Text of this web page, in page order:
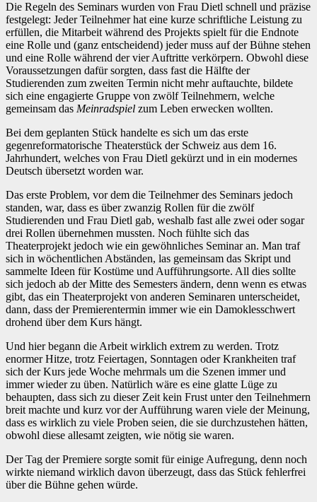
Die Regeln des Seminars wurden von Frau Dietl schnell und präzise
festgelegt: Jeder Teilnehmer hat eine kurze schriftliche Leistung zu
erfüllen, die Mitarbeit während des Projekts spielt für die Endnote
eine Rolle und (ganz entscheidend) jeder muss auf der Bühne stehen
und eine Rolle während der vier Auftritte verkörpern. Obwohl diese
Voraussetzungen dafür sorgten, dass fast die Hälfte der
Studierenden zum zweiten Termin nicht mehr auftauchte, bildete
sich eine engagierte Gruppe von zwölf Teilnehmern, welche
gemeinsam das Meinradspiel zum Leben erwecken wollten.
Bei dem geplanten Stück handelte es sich um das erste
gegenreformatorische Theaterstück der Schweiz aus dem 16.
Jahrhundert, welches von Frau Dietl gekürzt und in ein modernes
Deutsch übersetzt worden war.
Das erste Problem, vor dem die Teilnehmer des Seminars jedoch
standen, war, dass es über zwanzig Rollen für die zwölf
Studierenden und Frau Dietl gab, weshalb fast alle zwei oder sogar
drei Rollen übernehmen mussten. Noch fühlte sich das
Theaterprojekt jedoch wie ein gewöhnliches Seminar an. Man traf
sich in wöchentlichen Abständen, las gemeinsam das Skript und
sammelte Ideen für Kostüme und Aufführungsorte. All dies sollte
sich jedoch ab der Mitte des Semesters ändern, denn wenn es etwas
gibt, das ein Theaterprojekt von anderen Seminaren unterscheidet,
dann, dass der Premierentermin immer wie ein Damoklesschwert
drohend über dem Kurs hängt.
Und hier begann die Arbeit wirklich extrem zu werden. Trotz
enormer Hitze, trotz Feiertagen, Sonntagen oder Krankheiten traf
sich der Kurs jede Woche mehrmals um die Szenen immer und
immer wieder zu üben. Natürlich wäre es eine glatte Lüge zu
behaupten, dass sich zu dieser Zeit kein Frust unter den Teilnehmern
breit machte und kurz vor der Aufführung waren viele der Meinung,
dass es wirklich zu viele Proben seien, die sie durchzustehen hätten,
obwohl diese allesamt zeigten, wie nötig sie waren.
Der Tag der Premiere sorgte somit für einige Aufregung, denn noch
wirkte niemand wirklich davon überzeugt, dass das Stück fehlerfrei
über die Bühne gehen würde.